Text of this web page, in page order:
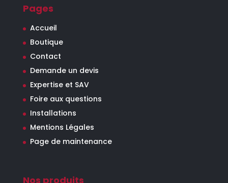
Pages
Accueil
Boutique
Contact
Demande un devis
Expertise et SAV
Foire aux questions
Installations
Mentions Légales
Page de maintenance
Nos produits